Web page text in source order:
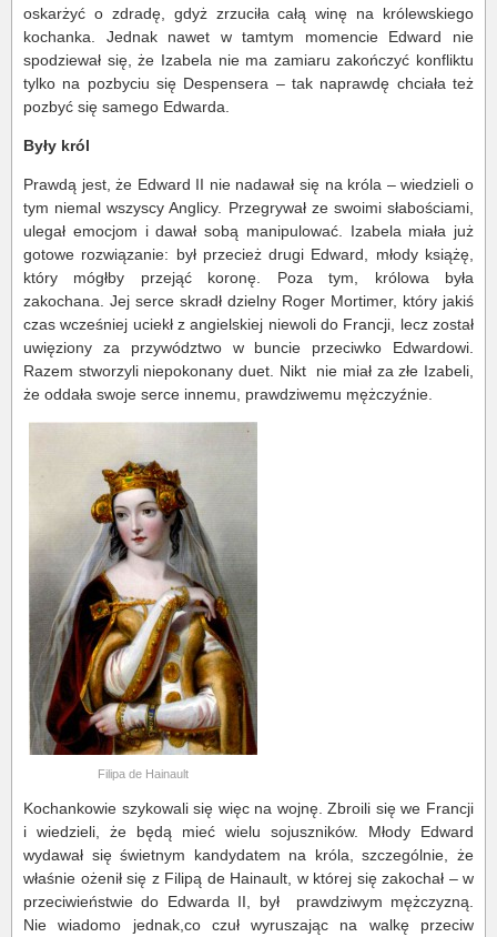
oskarżyć o zdradę, gdyż zrzuciła całą winę na królewskiego
kochanka. Jednak nawet w tamtym momencie Edward nie
spodziewał się, że Izabela nie ma zamiaru zakończyć konfliktu
tylko na pozbyciu się Despensera – tak naprawdę chciała też
pozbyć się samego Edwarda.
Były król
Prawdą jest, że Edward II nie nadawał się na króla – wiedzieli o
tym niemal wszyscy Anglicy. Przegrywał ze swoimi słabościami,
ulegał emocjom i dawał sobą manipulować. Izabela miała już
gotowe rozwiązanie: był przecież drugi Edward, młody książę,
który mógłby przejąć koronę. Poza tym, królowa była
zakochana. Jej serce skradł dzielny Roger Mortimer, który jakiś
czas wcześniej uciekł z angielskiej niewoli do Francji, lecz został
uwięziony za przywództwo w buncie przeciwko Edwardowi.
Razem stworzyli niepokonany duet. Nikt nie miał za złe Izabeli,
że oddała swoje serce innemu, prawdziwemu mężczyźnie.
Filipa de Hainault
Kochankowie szykowali się więc na wojnę. Zbroili się we Francji
i wiedzieli, że będą mieć wielu sojuszników. Młody Edward
wydawał się świetnym kandydatem na króla, szczególnie, że
właśnie ożenił się z Filipą de Hainault, w której się zakochał – w
przeciwieństwie do Edwarda II, był prawdziwym mężczyzną.
Nie wiadomo jednak,co czuł wyruszając na walkę przeciw